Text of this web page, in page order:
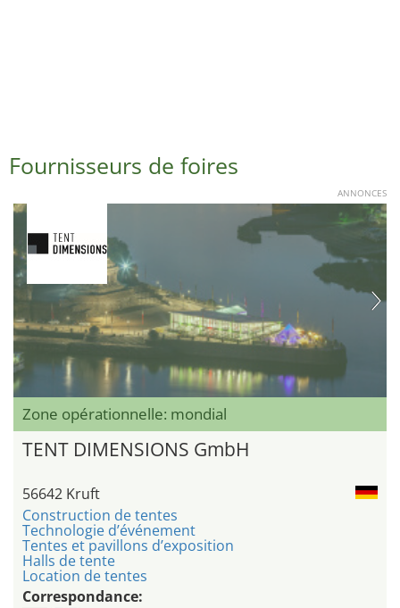
Fournisseurs de foires
ANNONCES
Zone opérationnelle: mondial
TENT DIMENSIONS GmbH
56642 Kruft
Construction de tentes
Technologie d’événement
Tentes et pavillons d’exposition
Halls de tente
Location de tentes
Correspondance: